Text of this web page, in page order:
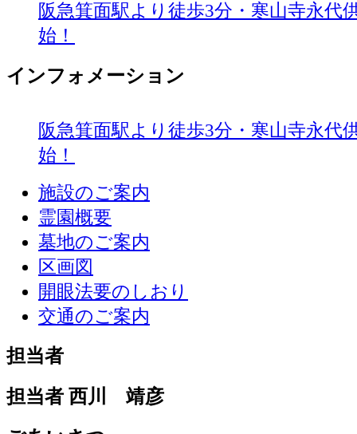
阪急箕面駅より徒歩3分・寒山寺永代
始！
インフォメーション
阪急箕面駅より徒歩3分・寒山寺永代
始！
施設のご案内
霊園概要
墓地のご案内
区画図
開眼法要のしおり
交通のご案内
担当者
担当者 西川 靖彦